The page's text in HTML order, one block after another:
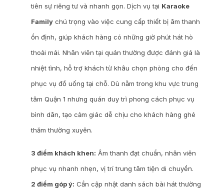
tiên sự riêng tư và nhanh gọn. Dịch vụ tại Karaoke
Familychú trọng vào việc cung cấp thiết bị âm thanh
ổn định, giúp khách hàng có những giờ phút hát hò
thoải mái. Nhân viên tại quán thường được đánh giá là
nhiệt tình, hỗ trợ khách từ khâu chọn phòng cho đến
phục vụ đồ uống tại chỗ. Dù nằm trong khu vực trung
tâm Quận 1 nhưng quán duy trì phong cách phục vụ
bình dân, tạo cảm giác dễ chịu cho khách hàng ghé
thăm thường xuyên.
3 điểm khách khen: Âm thanh đạt chuẩn, nhân viên
phục vụ nhanh nhẹn, vị trí trung tâm tiện di chuyển.
2 điểm góp ý: Cần cập nhật danh sách bài hát thường